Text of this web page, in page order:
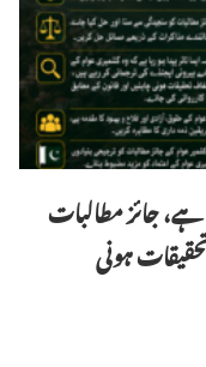
جائز مطالبات
ہونی